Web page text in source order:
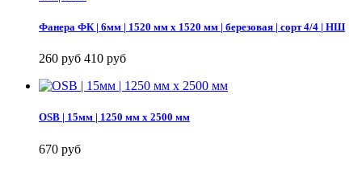
Фанера ФК | 6мм | 1520 мм х 1520 мм | березовая | сорт 4/4 | НШ
260 руб 410 руб
OSB | 15мм | 1250 мм х 2500 мм
670 руб